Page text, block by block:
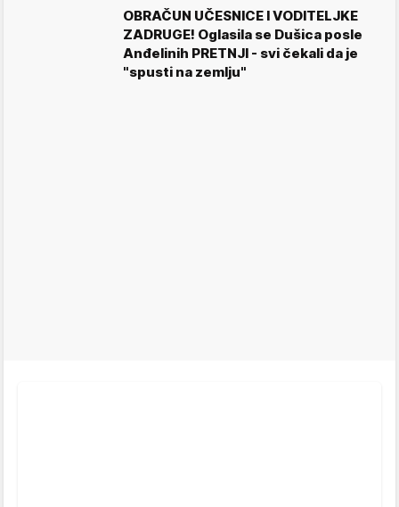
OBRAČUN UČESNICE I VODITELJKE
ZADRUGE! Oglasila se Dušica posle
Anđelinih PRETNJI - svi čekali da je
"spusti na zemlju"